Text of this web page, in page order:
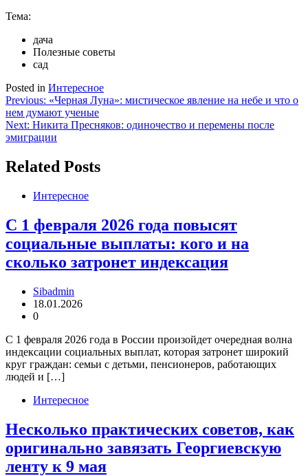
Тема:
дача
Полезные советы
сад
Posted in Интересное
Навигация
по
записям
Previous: «Черная Луна»: мистическое явление на небе и что о
нем думают ученые
Next: Никита Пресняков: одиночество и перемены после
эмиграции
Related Posts
Интересное
С 1 февраля 2026 года повысят
социальные выплаты: кого и на
сколько затронет индексация
Sibadmin
18.01.2026
0
С 1 февраля 2026 года в России произойдет очередная волна
индексации социальных выплат, которая затронет широкий
круг граждан: семьи с детьми, пенсионеров, работающих
людей и […]
Интересное
Несколько практических советов, как
оригинально завязать Георгиевскую
ленту к 9 мая